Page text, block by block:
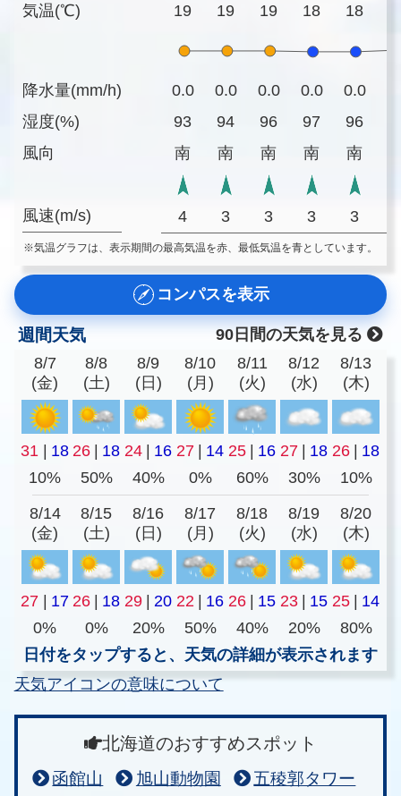
気温(℃)
降水量(mm/h)
湿度(%)
風向
風速(m/s)
19 19 19 18 18
0.0 0.0 0.0 0.0 0.0
93
94 96 97 96
南
南 南 南 南
4 3 3 3 3
※気温グラフは、表示期間の最高気温を赤、最低気温を青としています。
コンパスを表示
週間天気
90日間の天気を見る
8/7
(金)
8/8
(土)
8/9
(日)
8/10
(月)
8/11
(火)
8/12
(水)
8/13
(木)
31 | 18 26 | 18 24 | 16 27 | 14 25 | 16 27 | 18 26 | 18
10%
50% 40% 0% 60% 30% 10%
8/14
(金)
8/15
(土)
8/16
(日)
8/17
(月)
8/18
(火)
8/19
(水)
8/20
(木)
27 | 17 26 | 18 29 | 20 22 | 16 26 | 15 23 | 15 25 | 14
0%
0% 20% 50% 40% 20%
80%
日付をタップすると、天気の詳細が表示されます
天気アイコンの意味について
北海道のおすすめスポット
函館山 旭山動物園
五稜郭タワー